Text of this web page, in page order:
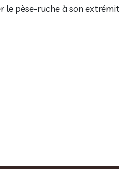
pèse-ruche à son